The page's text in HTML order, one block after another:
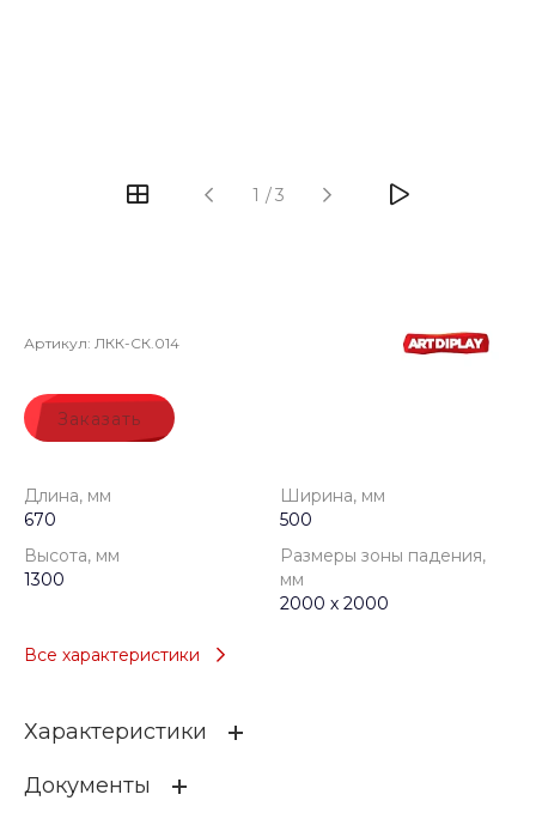
1 /3
Артикул: ЛКК-СК.014
Заказать
Длина, мм
670
Ширина, мм
500
Высота, мм
1300
Размеры зоны падения,
мм
2000 х 2000
Все характеристики
Характеристики
Длина, мм
Документы